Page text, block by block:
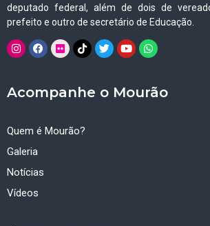
deputado federal, além de dois de
prefeito e outro de secretário de Educação.
Acompanhe o Mourão
Quem é Mourão?
Galeria
Notícias
Vídeos